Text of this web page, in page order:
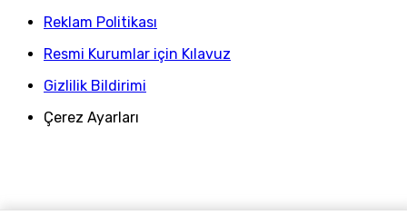
Reklam Politikası
Resmi Kurumlar için Kılavuz
Gizlilik Bildirimi
Çerez Ayarları